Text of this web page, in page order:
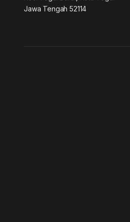
Jawa Tengah 52114